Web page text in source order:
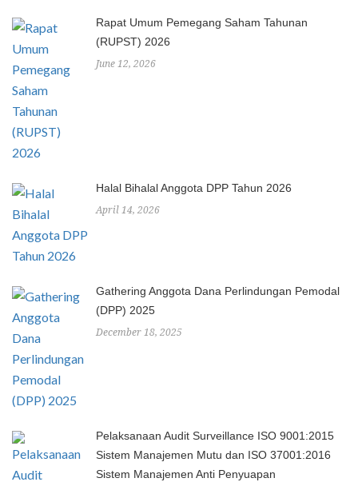
Rapat Umum Pemegang Saham Tahunan
(RUPST) 2026
June 12, 2026
Halal Bihalal Anggota DPP Tahun 2026
April 14, 2026
Gathering Anggota Dana Perlindungan Pemodal
(DPP) 2025
December 18, 2025
Pelaksanaan Audit Surveillance ISO 9001:2015
Sistem Manajemen Mutu dan ISO 37001:2016
Sistem Manajemen Anti Penyuapan